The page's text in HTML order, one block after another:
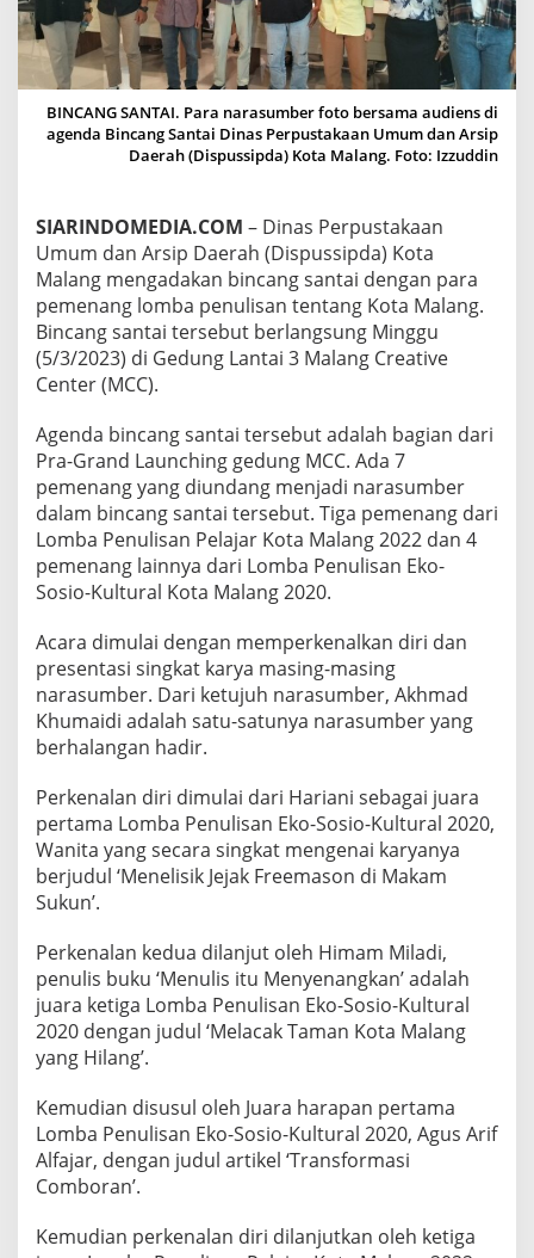
C
A
N
G
S
A
N
I
D
E
N
G
A
N
E
N
A
N
G
L
O
M
A
P
E
N
U
A
N
K
O
A
L
A
N
G
G
E
D
U
M
BINCANG SANTAI. Para narasumber foto bersama audiens di
agenda Bincang Santai Dinas Perpustakaan Umum dan Arsip
Daerah (Dispussipda) Kota Malang. Foto: Izzuddin
SIARINDOMEDIA.COM – Dinas Perpustakaan
Umum dan Arsip Daerah (Dispussipda) Kota
Malang mengadakan bincang santai dengan para
pemenang lomba penulisan tentang Kota Malang.
Bincang santai tersebut berlangsung Minggu
(5/3/2023) di Gedung Lantai 3 Malang Creative
Center (MCC).
Agenda bincang santai tersebut adalah bagian dari
Pra-Grand Launching gedung MCC. Ada 7
pemenang yang diundang menjadi narasumber
dalam bincang santai tersebut. Tiga pemenang dari
Lomba Penulisan Pelajar Kota Malang 2022 dan 4
pemenang lainnya dari Lomba Penulisan Eko-
Sosio-Kultural Kota Malang 2020.
Acara dimulai dengan memperkenalkan diri dan
presentasi singkat karya masing-masing
narasumber. Dari ketujuh narasumber, Akhmad
Khumaidi adalah satu-satunya narasumber yang
berhalangan hadir.
Perkenalan diri dimulai dari Hariani sebagai juara
pertama Lomba Penulisan Eko-Sosio-Kultural 2020,
Wanita yang secara singkat mengenai karyanya
berjudul ‘Menelisik Jejak Freemason di Makam
Sukun’.
Perkenalan kedua dilanjut oleh Himam Miladi,
penulis buku ‘Menulis itu Menyenangkan’ adalah
juara ketiga Lomba Penulisan Eko-Sosio-Kultural
2020 dengan judul ‘Melacak Taman Kota Malang
yang Hilang’.
Kemudian disusul oleh Juara harapan pertama
Lomba Penulisan Eko-Sosio-Kultural 2020, Agus Arif
Alfajar, dengan judul artikel ‘Transformasi
Comboran’.
Kemudian perkenalan diri dilanjutkan oleh ketiga